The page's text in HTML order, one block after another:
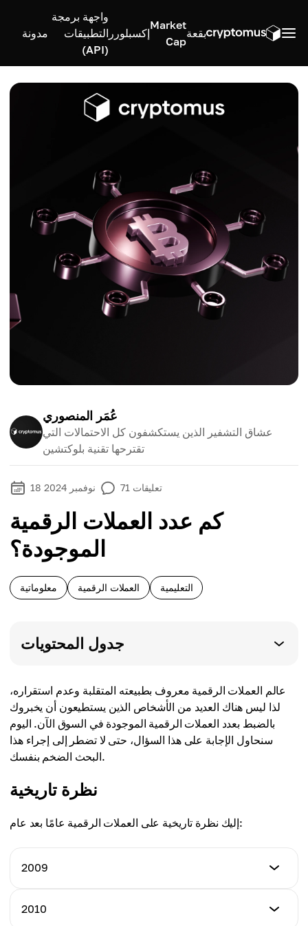
بقعة
Market
Cap
إكسبلورر
واجهة برمجة
التطبيقات
(API)
مدونة
عُمَر المنصوري
عشاق التشفير الذين يستكشفون كل الاحتمالات التي
تقترحها تقنية بلوكتشين
18 نوفمبر 2024 71 تعليقات
كم عدد العملات الرقمية
الموجودة؟
معلوماتية العملات الرقمية التعليمية
جدول المحتويات
عالم العملات الرقمية معروف بطبيعته المتقلبة وعدم استقراره،
لذا ليس هناك العديد من الأشخاص الذين يستطيعون أن يخبروك
بالضبط بعدد العملات الرقمية الموجودة في السوق الآن. اليوم
سنحاول الإجابة على هذا السؤال، حتى لا تضطر إلى إجراء هذا
البحث الضخم بنفسك.
نظرة تاريخية
إليك نظرة تاريخية على العملات الرقمية عامًا بعد عام:
2009
عدد العملات الرقمية
2010